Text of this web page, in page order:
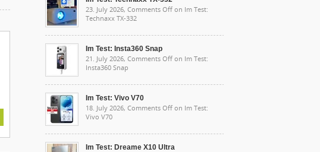
23. July 2026, Comments Off on Im Test:
Technaxx TX-332
Im Test: Insta360 Snap
21. July 2026, Comments Off on Im Test:
Insta360 Snap
Im Test: Vivo V70
18. July 2026, Comments Off on Im Test:
Vivo V70
Im Test: Dreame X10 Ultra